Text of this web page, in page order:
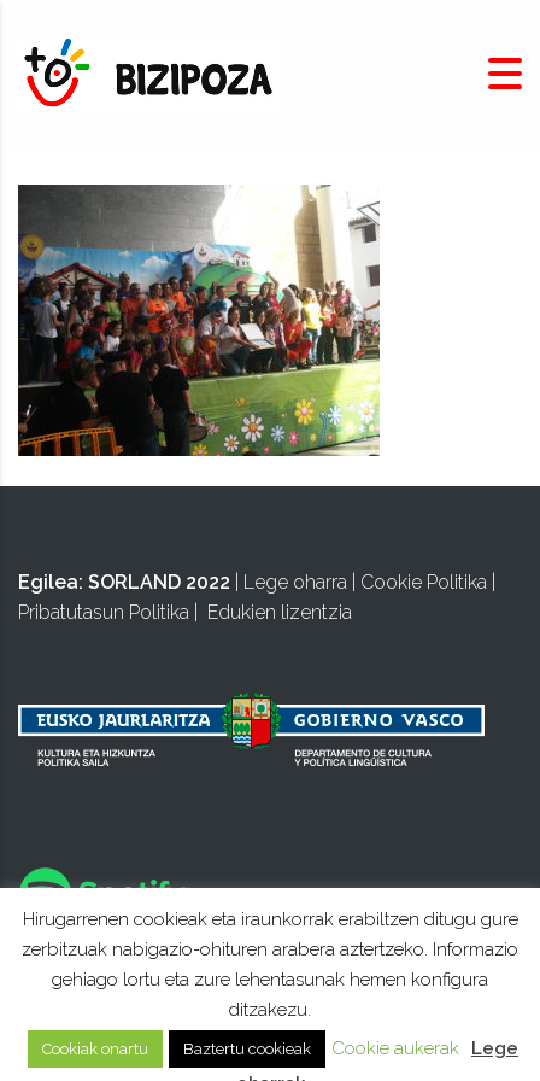
Egilea: SORLAND 2022 Lege oharra Cookie Politika
Pribatutasun Politika
Edukien lizentzia
Hirugarrenen cookieak eta iraunkorrak erabiltzen ditugu gure
zerbitzuak nabigazio-ohituren arabera aztertzeko. Informazio
gehiago lortu eta zure lehentasunak hemen konfigura
ditzakezu.
Cookiak onartu Baztertu cookieak Cookie aukerak
Lege